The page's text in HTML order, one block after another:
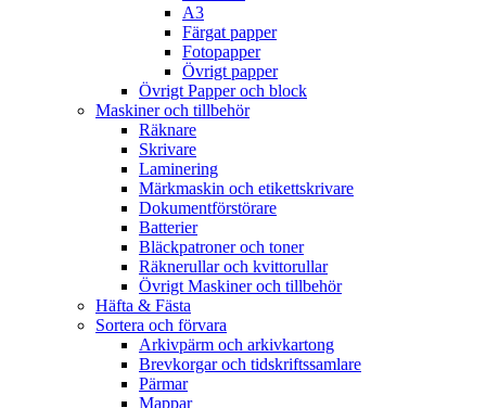
A3
Färgat papper
Fotopapper
Övrigt papper
Övrigt Papper och block
Maskiner och tillbehör
Räknare
Skrivare
Laminering
Märkmaskin och etikettskrivare
Dokumentförstörare
Batterier
Bläckpatroner och toner
Räknerullar och kvittorullar
Övrigt Maskiner och tillbehör
Häfta & Fästa
Sortera och förvara
Arkivpärm och arkivkartong
Brevkorgar och tidskriftssamlare
Pärmar
Mappar